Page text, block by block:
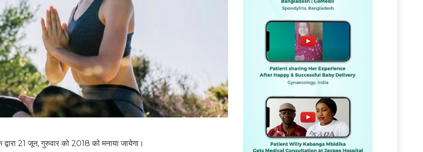
21 जून, गुरुवार को 2018 को मनाया जायेगा।